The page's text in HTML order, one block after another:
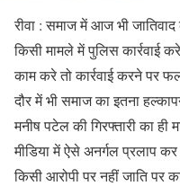
रीवा : समाज में आज भी
किसी मामले में पुलिस कार्रवाई
काम करे तो कार्रवाई करने पर
दौर में भी समाज का इतना
मनीष पटेल की गिरफ्तारी का
मीडिया में ऐसे अनर्गल प्रलाप
किसी आरोपी पर नहीं जाति पर